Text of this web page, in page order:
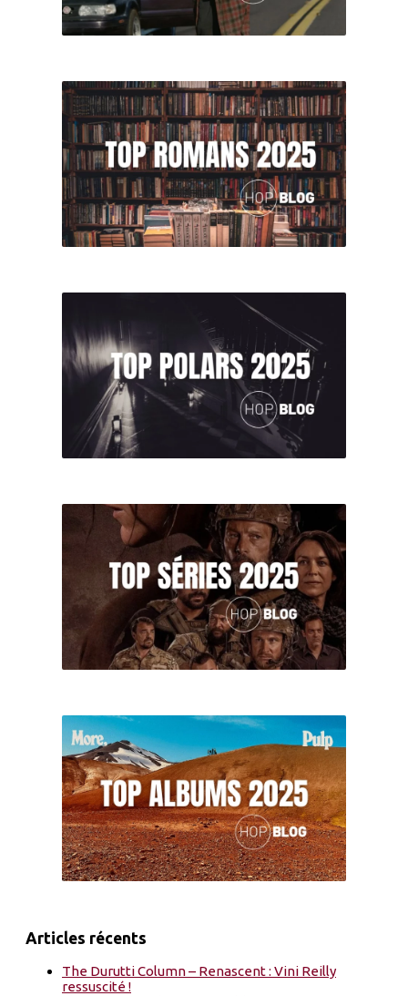
Articles récents
The Durutti Column – Renascent : Vini Reilly
ressuscité !